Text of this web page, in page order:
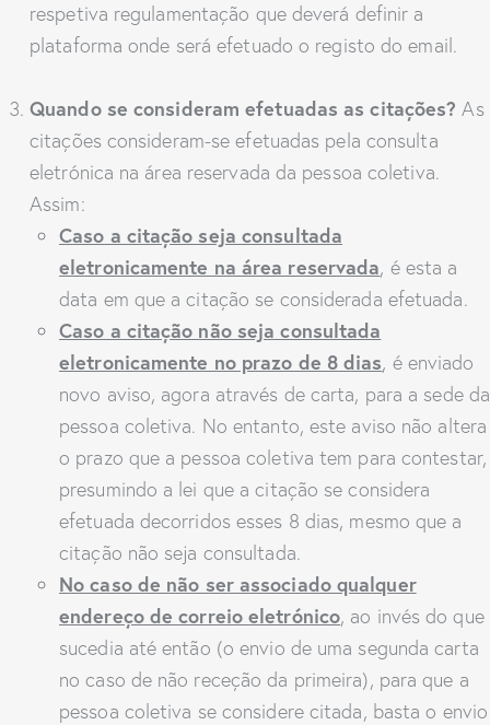
respetiva regulamentação que deverá definir a
plataforma onde será efetuado o registo do email.
Quando se consideram efetuadas as citações? As
citações consideram-se efetuadas pela consulta
eletrónica na área reservada da pessoa coletiva.
Assim:
Caso a citação seja consultada
eletronicamente na área reservada, é esta a
data em que a citação se considerada efetuada.
Caso a citação não seja consultada
eletronicamente no prazo de 8 dias, é enviado
novo aviso, agora através de carta, para a sede da
pessoa coletiva. No entanto, este aviso não altera
o prazo que a pessoa coletiva tem para contestar,
presumindo a lei que a citação se considera
efetuada decorridos esses 8 dias, mesmo que a
citação não seja consultada.
No caso de não ser associado qualquer
endereço de correio eletrónico, ao invés do que
sucedia até então (o envio de uma segunda carta
no caso de não receção da primeira), para que a
pessoa coletiva se considere citada, basta o envio